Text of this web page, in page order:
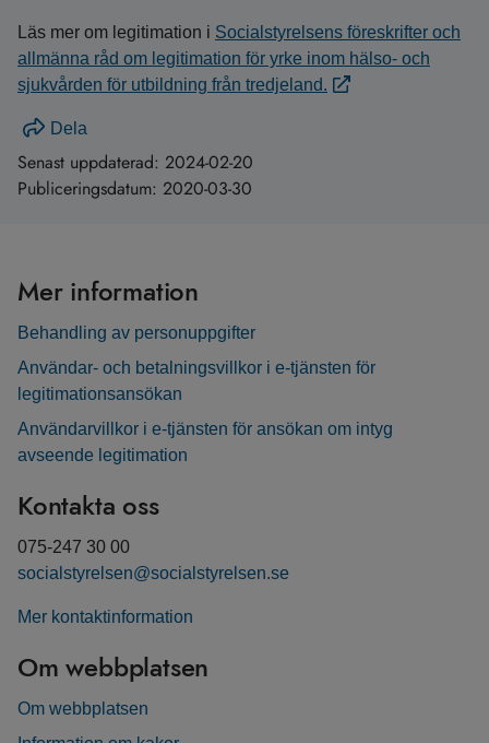
Läs mer om legitimation i Socialstyrelsens föreskrifter och
allmänna råd om legitimation för yrke inom hälso- och
sjukvården för utbildning från tredjeland.
Dela
Senast uppdaterad: 2024-02-20
Publiceringsdatum: 2020-03-30
Mer information
Behandling av personuppgifter
Användar- och betalningsvillkor i e-tjänsten för
legitimationsansökan
Användarvillkor i e-tjänsten för ansökan om intyg
avseende legitimation
Kontakta oss
075-247 30 00
socialstyrelsen@socialstyrelsen.se
Mer kontaktinformation
Om webbplatsen
Om webbplatsen